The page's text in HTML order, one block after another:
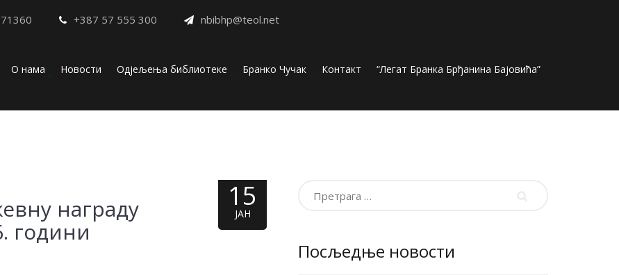
+387 57 555 300 nbibhp@teol.net
О нама Новости Одјељења библиотеке Бранко Чучак Контакт “Легат Бранка Брђанина Бајовића”
награду
години
15
ЈАН
Посљедње новости